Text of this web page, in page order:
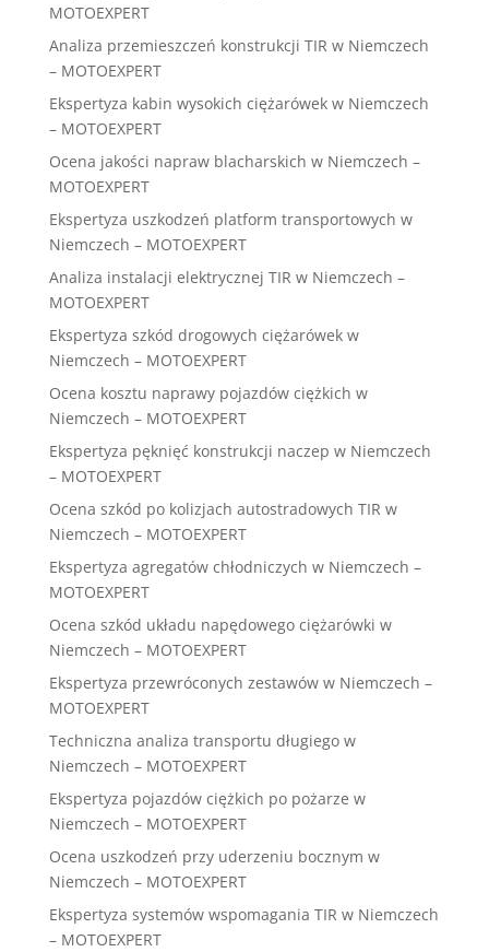
MOTOEXPERT
Analiza przemieszczeń konstrukcji TIR w Niemczech
– MOTOEXPERT
Ekspertyza kabin wysokich ciężarówek w Niemczech
– MOTOEXPERT
Ocena jakości napraw blacharskich w Niemczech –
MOTOEXPERT
Ekspertyza uszkodzeń platform transportowych w
Niemczech – MOTOEXPERT
Analiza instalacji elektrycznej TIR w Niemczech –
MOTOEXPERT
Ekspertyza szkód drogowych ciężarówek w
Niemczech – MOTOEXPERT
Ocena kosztu naprawy pojazdów ciężkich w
Niemczech – MOTOEXPERT
Ekspertyza pęknięć konstrukcji naczep w Niemczech
– MOTOEXPERT
Ocena szkód po kolizjach autostradowych TIR w
Niemczech – MOTOEXPERT
Ekspertyza agregatów chłodniczych w Niemczech –
MOTOEXPERT
Ocena szkód układu napędowego ciężarówki w
Niemczech – MOTOEXPERT
Ekspertyza przewróconych zestawów w Niemczech –
MOTOEXPERT
Techniczna analiza transportu długiego w
Niemczech – MOTOEXPERT
Ekspertyza pojazdów ciężkich po pożarze w
Niemczech – MOTOEXPERT
Ocena uszkodzeń przy uderzeniu bocznym w
Niemczech – MOTOEXPERT
Ekspertyza systemów wspomagania TIR w Niemczech
– MOTOEXPERT